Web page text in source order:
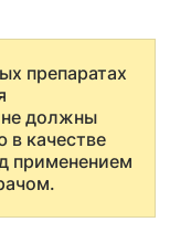
препаратах
должны
в качестве
применением